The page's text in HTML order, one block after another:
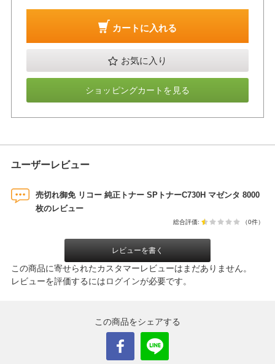
カートに入れる
お気に入り
ショッピングカートを見る
ユーザーレビュー
売切れ御免 リコー 純正トナー SPトナーC730H マゼンタ 8000
枚のレビュー
総合評価: （0件）
レビューを書く
この商品に寄せられたカスタマーレビューはまだありません。
レビューを評価するにはログインが必要です。
この商品をシェアする